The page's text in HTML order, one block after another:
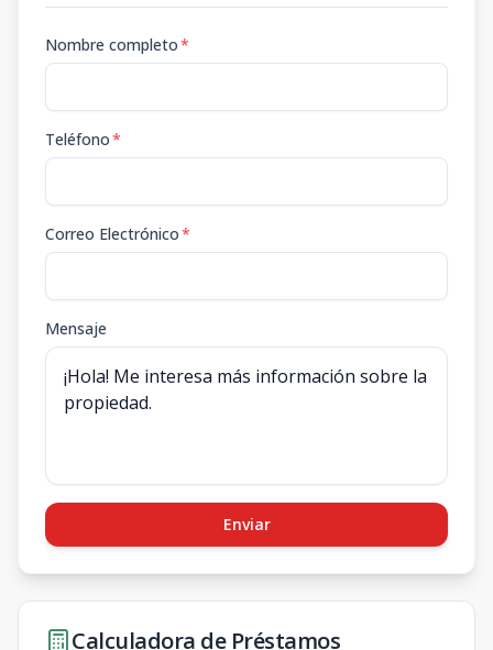
Nombre completo*
Teléfono*
Correo Electrónico*
Mensaje
Enviar
Calculadora de Préstamos